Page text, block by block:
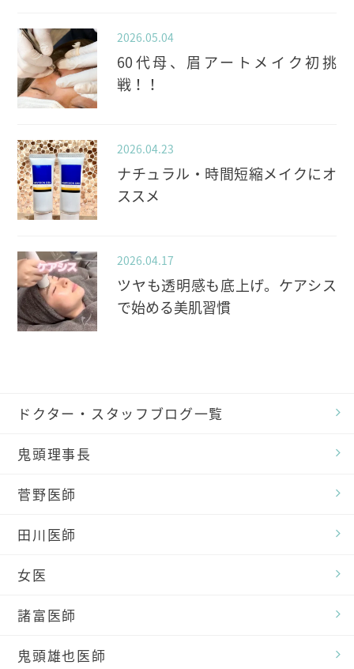
2026.05.04
60代母、眉アートメイク初挑
戦！！
2026.04.23
ナチュラル・時間短縮メイクにオ
ススメ
2026.04.17
ツヤも透明感も底上げ。ケアシス
で始める美肌習慣
ドクター・スタッフブログ一覧
鬼頭理事長
菅野医師
田川医師
女医
諸富医師
鬼頭雄也医師